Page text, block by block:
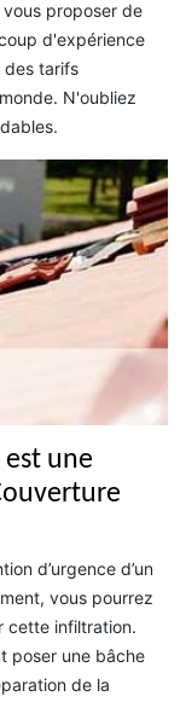
proposer de
d'expérience
des tarifs
N'oubliez
une
d’urgence d’un
vous pourrez
cette infiltration.
poser une bâche
de la